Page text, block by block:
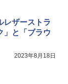
レザーストラ
」と「ブラウ
2023年8月18日